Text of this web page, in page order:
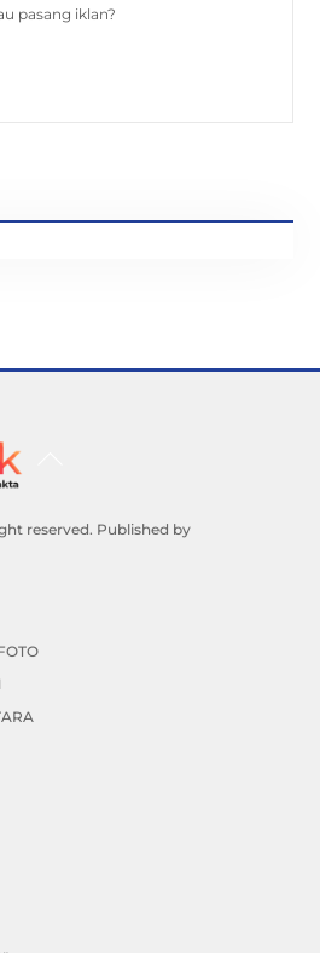
pasang iklan?
reserved. Published by